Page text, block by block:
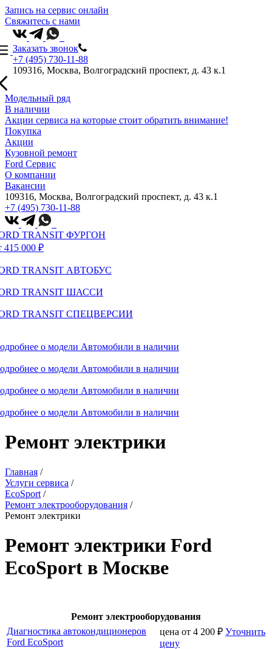
Запись на сервис онлайн
Свяжитесь с нами
Заказать звонок
+7 (495) 730-11-88
109316, Москва, Волгоградский проспект, д. 43 к.1
Модельный ряд
В наличии
Акции сервиса на которые стоит обратить внимание!
Покупка
Акции
Кузовной ремонт
Ford Сервис
О компании
Вакансии
109316, Москва, Волгоградский проспект, д. 43 к.1
+7 (495) 730-11-88
TRANSIT ФУРГОН
415 000 ₽
TRANSIT АВТОБУС
TRANSIT ШАССИ
TRANSIT СПЕЦВЕРСИИ
о модели Автомобили в наличии
о модели Автомобили в наличии
о модели Автомобили в наличии
о модели Автомобили в наличии
Ремонт электрики
Главная /
Услуги сервиса /
EcoSport /
Ремонт электрооборудования /
Ремонт электрики
Ремонт электрики Ford
EcoSport в Москве
Ремонт электрооборудования
Диагностика автокондиционеров
Ford EcoSport
цена от 4 200 ₽ Уточнить
цену